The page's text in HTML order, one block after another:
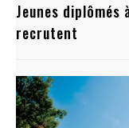
Jeunes diplômés
recrutent